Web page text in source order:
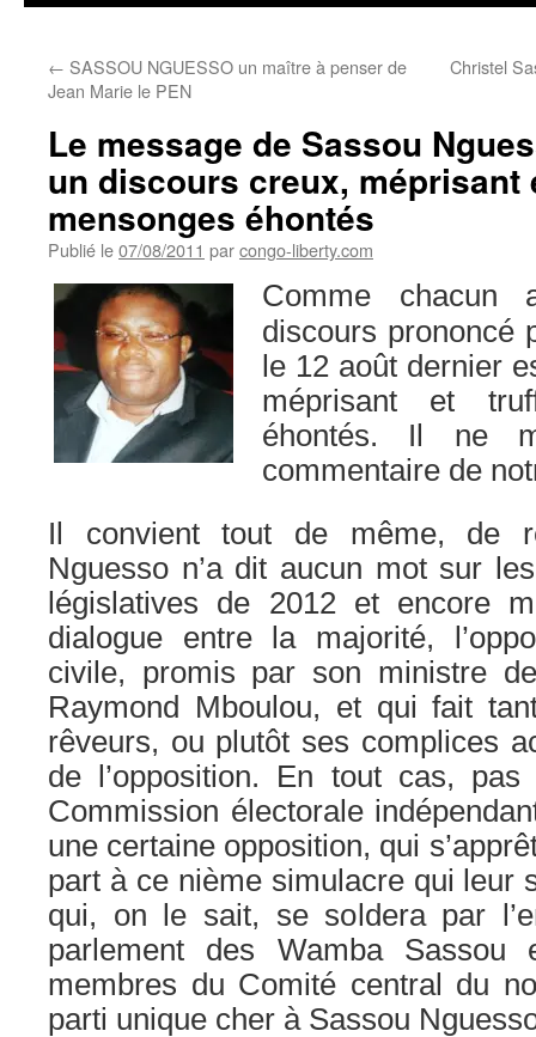
← SASSOU NGUESSO un maître à penser de
Jean Marie le PEN
Christel
Le message de Sassou
un discours creux, méprisant
mensonges éhontés
Publié le07/08/2011 parcongo-liberty.com
Comme
discours prononcé
le 12 août dernier
méprisant et
éhontés. Il ne
commentaire de
Il convient tout de même, de
Nguesso n’a dit aucun mot sur
législatives de 2012 et encore
dialogue entre la majorité,
civile, promis par son ministre
Raymond Mboulou, et qui fait
rêveurs, ou plutôt ses complices
de l’opposition. En tout cas,
Commission électorale
une certaine opposition, qui
part à ce nième simulacre qui leur
qui, on le sait, se soldera par
parlement des Wamba Sassou
membres du Comité central du
parti unique cher à Sassou